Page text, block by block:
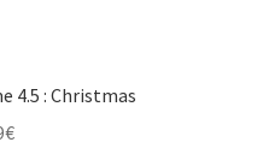
4.5 : Christmas
€